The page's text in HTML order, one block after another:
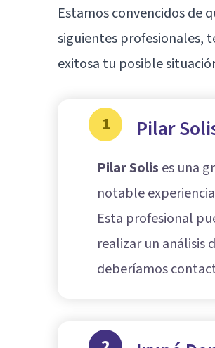
Estamos convencidos de
siguientes profesionales,
exitosa tu posible
1 Pilar
Pilar Solis es una
notable
Esta profesional
realizar un análisis
deberíamos